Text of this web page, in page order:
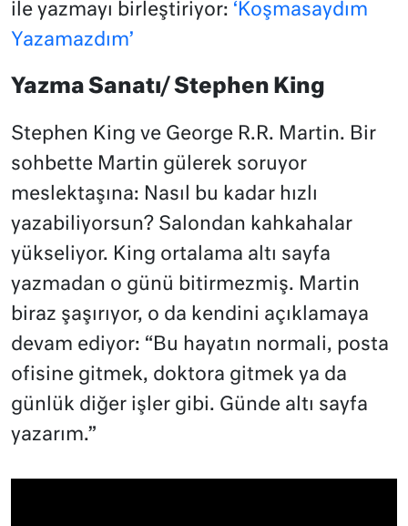
ile yazmayı birleştiriyor: ‘Koşmasaydım
Yazamazdım’
Yazma Sanatı/ Stephen King
Stephen King ve George R.R. Martin. Bir
sohbette Martin gülerek soruyor
meslektaşına: Nasıl bu kadar hızlı
yazabiliyorsun? Salondan kahkahalar
yükseliyor. King ortalama altı sayfa
yazmadan o günü bitirmezmiş. Martin
biraz şaşırıyor, o da kendini açıklamaya
devam ediyor: “Bu hayatın normali, posta
ofisine gitmek, doktora gitmek ya da
günlük diğer işler gibi. Günde altı sayfa
yazarım.”